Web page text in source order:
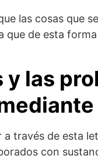
las cosas que
que de esta
y las
a través de esta
con